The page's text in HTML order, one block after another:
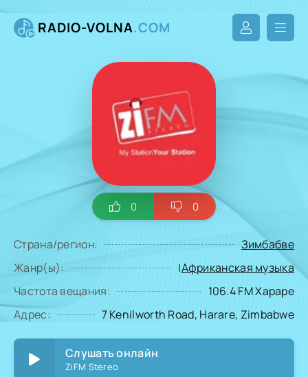
RADIO-VOLNA.COM
0 0
Страна/регион:
Зимбабве
Жанр(ы):
|Африканская музыка
Частота вещания:
106.4 FM Хараре
Адрес:
7 Kenilworth Road, Harare, Zimbabwe
Слушать онлайн
ZiFM Stereo